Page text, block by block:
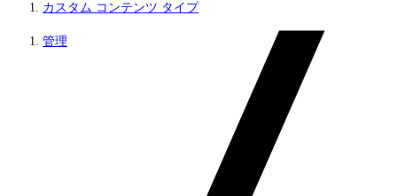
カスタム コンテンツ タイプ
管理